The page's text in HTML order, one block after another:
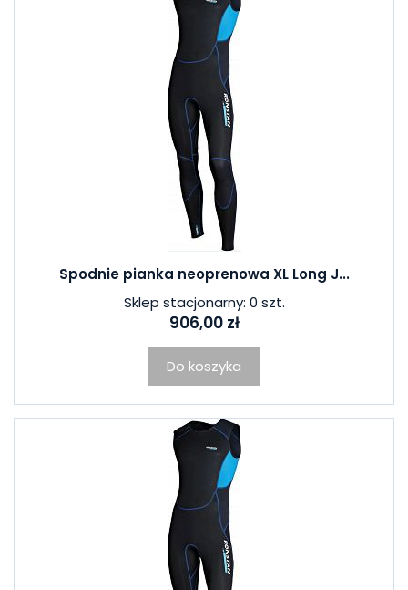
Spodnie pianka neoprenowa XL Long J...
Sklep stacjonarny: 0 szt.
906,00 zł
Do koszyka